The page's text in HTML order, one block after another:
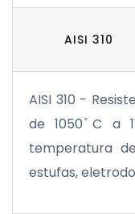
AISI 310
AISI 310 -
de 1050 ̊C a
temperatura
estufas,